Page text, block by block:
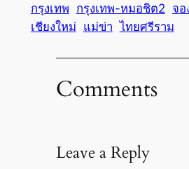
กรุงเทพ กรุงเทพ-หมอชิต2 จอ
เชียงใหม่ แม่ข่า ไทยศรีราม
Comments
Leave a Reply